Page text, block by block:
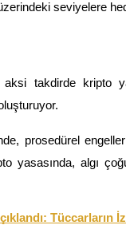
seviyelere
takdirde kripto
prosedürel
yasasında, algı
Tüccarların